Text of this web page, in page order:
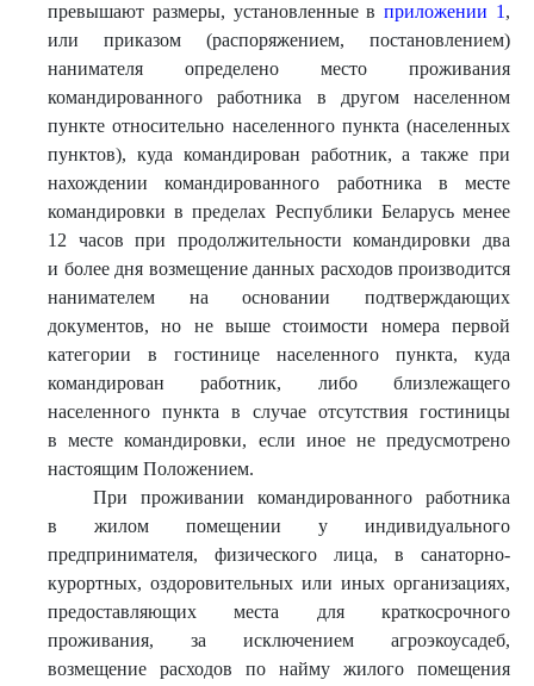
превышают размеры, установленные вприложении 1 ,
или приказом (распоряжением, постановлением)
нанимателя определено место проживания
командированного работника в другом населенном
пункте относительно населенного пункта (населенных
пунктов), куда командирован работник, а также при
нахождении командированного работника в месте
командировки в пределах Республики Беларусь менее
12 часов при продолжительности командировки два
и более дня возмещение данных расходов производится
нанимателем на основании подтверждающих
документов, но не выше стоимости номера первой
категории в гостинице населенного пункта, куда
командирован работник, либо близлежащего
населенного пункта в случае отсутствия гостиницы
в месте командировки, если иное не предусмотрено
настоящим Положением.
При проживании командированного работника
в жилом помещении у индивидуального
предпринимателя, физического лица, в санаторно-
курортных, оздоровительных или иных организациях,
предоставляющих места для краткосрочного
проживания, за исключением агроэкоусадеб,
возмещение расходов по найму жилого помещения